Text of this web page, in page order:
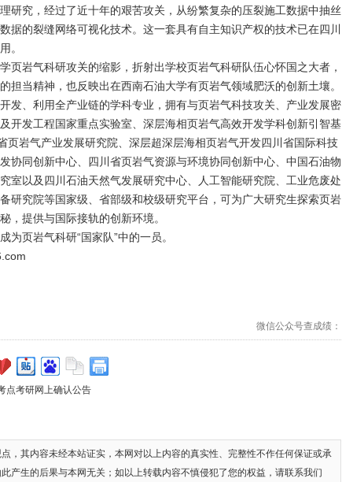
研究，经过了近十年的艰苦攻关，从纷繁复杂的压裂施工数据中抽丝
据的裂缝网络可视化技术。这一套具有自主知识产权的技术已在四川
。
页岩气科研攻关的缩影，折射出学校页岩气科研队伍心怀国之大者，
担当精神，也反映出在西南石油大学有页岩气领域肥沃的创新土壤。
发、利用全产业链的学科专业，拥有与页岩气科技攻关、产业发展密
开发工程国家重点实验室、深层海相页岩气高效开发学科创新引智基
页岩气产业发展研究院、深层超深层海相页岩气开发四川省国际科技
协同创新中心、四川省页岩气资源与环境协同创新中心、中国石油物
室以及四川石油天然气发展研究中心、人工智能研究院、工业危废处
研究院等国家级、省部级和校级研究平台，可为广大研究生探索页岩
，提供与国际接轨的创新环境。
页岩气科研“国家队”中的一员。
微信公众号查成绩：
点考研网上确认公告
，其内容未经本站证实，本网对以上内容的真实性、完整性不作任何保证或承
产生的后果与本网无关；如以上转载内容不慎侵犯了您的权益，请联系我们